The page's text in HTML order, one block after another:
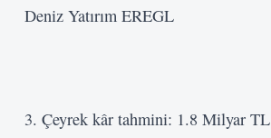
Deniz Yatırım EREGL
3. Çeyrek kâr tahmini: 1.8 Milyar TL